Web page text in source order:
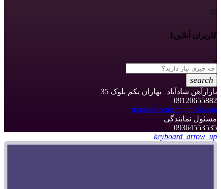
22
کاربران آنلاین 1
1
search
بازارآهن شادآباد | بهاران یکم بلوک 35
09120655882
manholecenter@gmail.com
مسئول نمایندگی
09364553535
keyboard_arrow_up